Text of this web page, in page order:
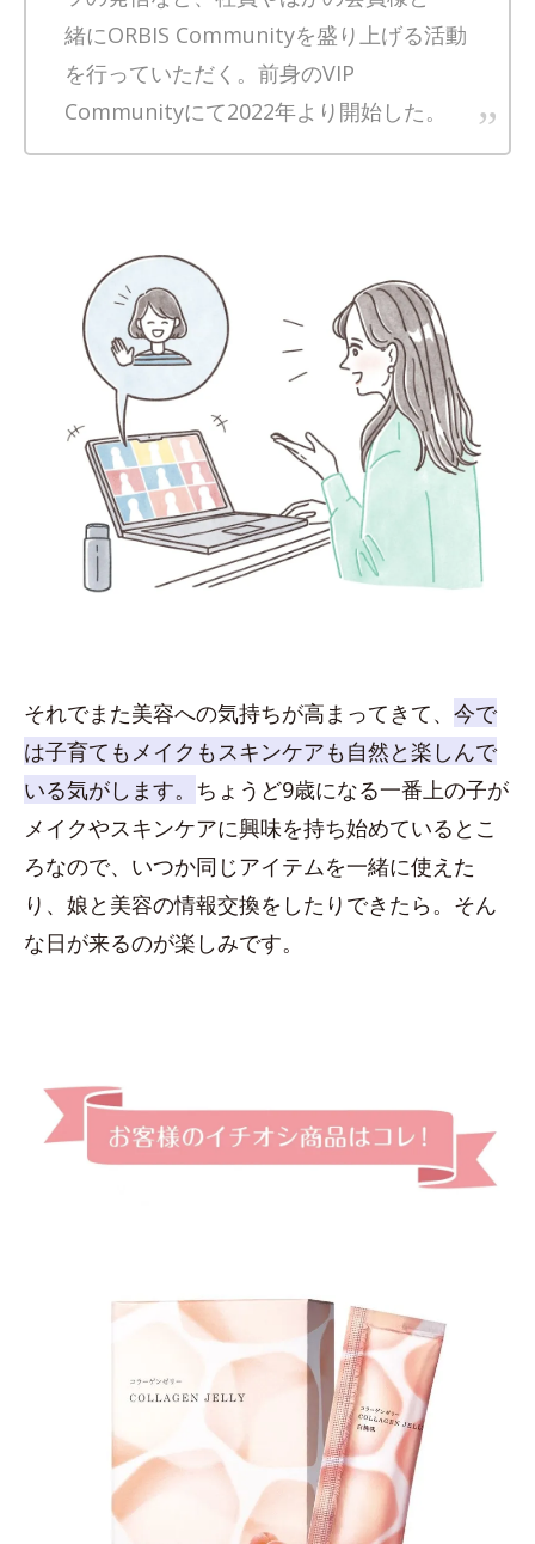
緒にORBIS Communityを盛り上げる活動
を行っていただく。前身のVIP
Communityにて2022年より開始した。
それでまた美容への気持ちが高まってきて、 今で
は子育てもメイクもスキンケアも自然と楽しんで
いる気がします。 ちょうど9歳になる一番上の子が
メイクやスキンケアに興味を持ち始めているとこ
ろなので、いつか同じアイテムを一緒に使えた
り、娘と美容の情報交換をしたりできたら。そん
な日が来るのが楽しみです。